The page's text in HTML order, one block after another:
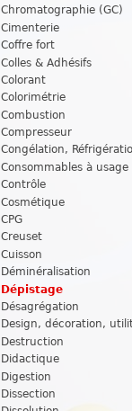
Chromatographie (GC)
Cimenterie
Coffre fort
Colles & Adhésifs
Colorant
Colorimétrie
Combustion
Compresseur
Congélation,
Consommables à
Contrôle
Cosmétique
CPG
Creuset
Cuisson
Déminéralisation
Dépistage
Désagrégation
Design, décoration,
Destruction
Didactique
Digestion
Dissection